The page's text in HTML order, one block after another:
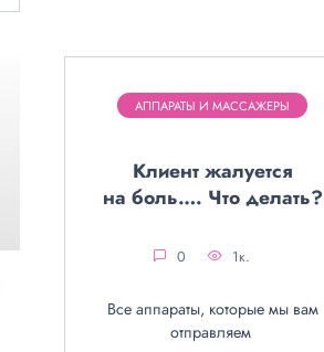
АППАРАТЫ И МАССАЖЕРЫ
Клиент жалуется
на боль…. Что делать?
0 1к.
Все аппараты, которые мы вам
отправляем